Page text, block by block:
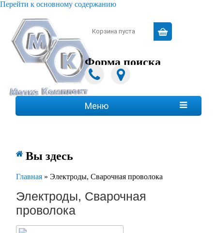
Перейти к основному содержанию
Корзина пуста
Форма поиска
Меню
 Вы здесь
Главная » Электроды, Сварочная проволока
Электроды, Сварочная
проволока